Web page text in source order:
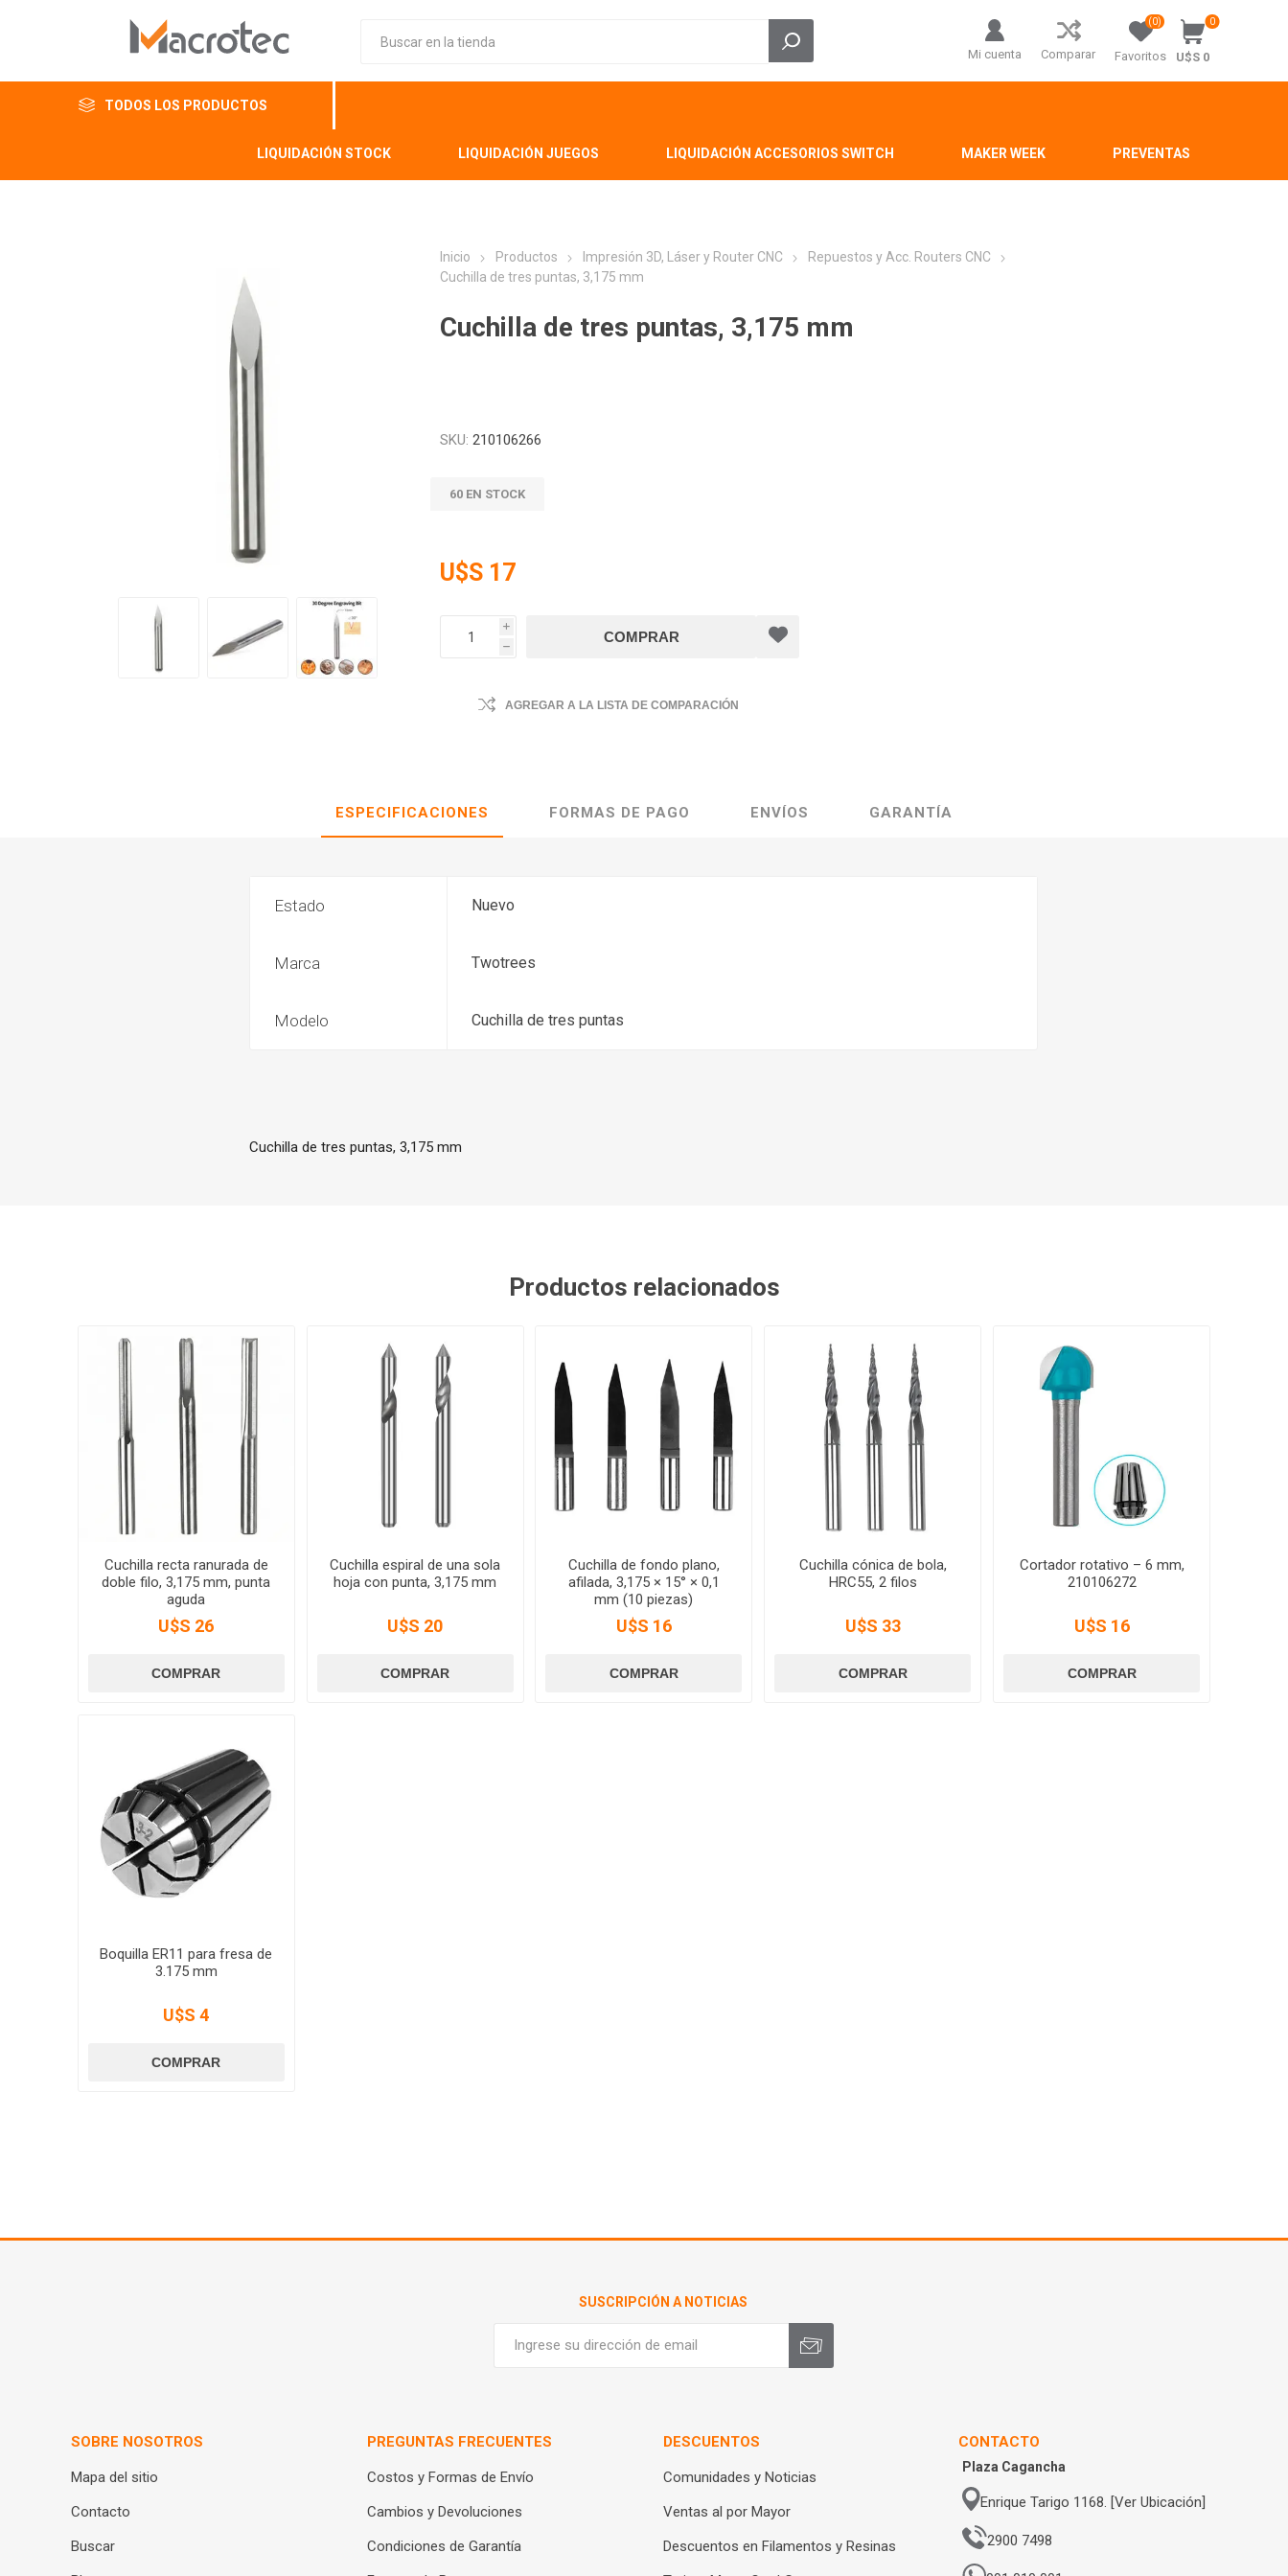
Mi cuenta Comparar Favoritos
(0) 0
U$S 0
TODOS LOS PRODUCTOS
LIQUIDACIÓN STOCK LIQUIDACIÓN JUEGOS LIQUIDACIÓN ACCESORIOS SWITCH MAKER WEEK PREVENTAS
Inicio Productos Impresión 3D, Láser y Router CNC
Repuestos y Acc. Routers CNC
Cuchilla de tres puntas, 3,175 mm
Cuchilla de tres puntas, 3,175 mm
SKU: 210106266
60 EN STOCK
U$S 17
i
h
AGREGAR A LA LISTA DE COMPARACIÓN
ESPECIFICACIONES FORMAS DE PAGO ENVÍOS GARANTÍA
Estado Nuevo
Marca Twotrees
Modelo Cuchilla de tres puntas
Cuchilla de tres puntas, 3,175 mm
Productos relacionados
Cuchilla recta ranurada de
doble filo, 3,175 mm, punta
aguda
U$S 26
Cuchilla espiral de una sola
hoja con punta, 3,175 mm
U$S 20
Cuchilla de fondo plano,
afilada, 3,175 × 15° × 0,1
mm (10 piezas)
U$S 16
Cuchilla cónica de bola,
HRC55, 2 filos
U$S 33
Cortador rotativo – 6 mm,
210106272
U$S 16
Boquilla ER11 para fresa de
3.175 mm
U$S 4
SUSCRIPCIÓN A NOTICIAS
SOBRE NOSOTROS
Mapa del sitio
Contacto
Buscar
PREGUNTAS FRECUENTES
Costos y Formas de Envío
Cambios y Devoluciones
Condiciones de Garantía
DESCUENTOS
Comunidades y Noticias
Ventas al por Mayor
Descuentos en Filamentos y Resinas
CONTACTO
Plaza Cagancha
Enrique Tarigo 1168. [Ver Ubicación]
2900 7498